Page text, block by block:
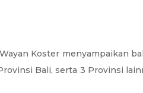
Koster menyampaikan
Bali, serta 3 Provinsi